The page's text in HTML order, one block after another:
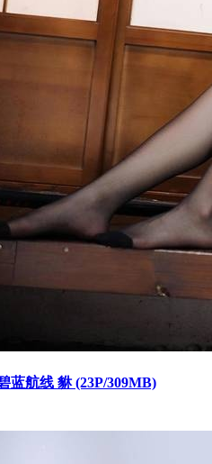
蓝航线 貅 (23P/309MB)